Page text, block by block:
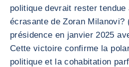
politique devrait rester
écrasante de Zoran Milanovi?
présidence en janvier 2025
Cette victoire confirme la
politique et la cohabitation